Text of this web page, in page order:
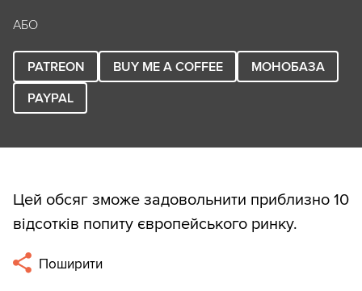
АБО
PATREON BUY ME A COFFEE
МОНОБАЗА
PAYPAL
Цей обсяг зможе задовольнити приблизно 10
відсотків попиту європейського ринку.
Поширити